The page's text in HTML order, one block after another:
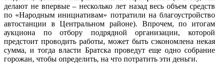
делают не впервые – несколько лет назад весь объем средств
по «Народным инициативам» потратили на благоустройство
автостанции в Центральном районе). Впрочем, по итогам
аукциона по отбору подрядной организации, которой
предстоит проводить работы, может быть сэкономлена некая
сумма, и тогда власти Братска проведут еще одно собрание
горожан, чтобы определить, на что потратить эти деньги.